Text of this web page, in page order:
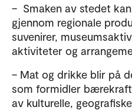
– Smaken av stedet
gjennom regionale
suvenirer,
aktiviteter og
– Mat og drikke blir på
som formidler
av kulturelle,